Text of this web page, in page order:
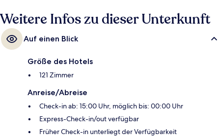
Weitere Infos zu dieser Unterkunft
Auf einen Blick
Größe des Hotels
121 Zimmer
Anreise/Abreise
Check-in ab: 15:00 Uhr, möglich bis: 00:00 Uhr
Express-Check-in/out verfügbar
Früher Check-in unterliegt der Verfügbarkeit